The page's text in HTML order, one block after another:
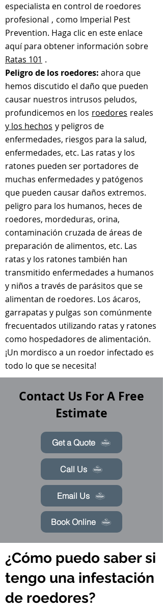
especialista en control de roedores
profesional , como Imperial Pest
Prevention. Haga clic en este enlace
aquí para obtener información sobre
Ratas 101 .
Peligro de los roedores: ahora que
hemos discutido el daño que pueden
causar nuestros intrusos peludos,
profundicemos en los roedores reales
y los hechos y peligros de
enfermedades, riesgos para la salud,
enfermedades, etc. Las ratas y los
ratones pueden ser portadores de
muchas enfermedades y patógenos
que pueden causar daños extremos.
peligro para los humanos, heces de
roedores, mordeduras, orina,
contaminación cruzada de áreas de
preparación de alimentos, etc. Las
ratas y los ratones también han
transmitido enfermedades a humanos
y niños a través de parásitos que se
alimentan de roedores. Los ácaros,
garrapatas y pulgas son comúnmente
frecuentados utilizando ratas y ratones
como hospedadores de alimentación.
¡Un mordisco a un roedor infectado es
todo lo que se necesita!
Contact Us For A Free
Estimate
Get a Quote
Call Us
Email Us
Book Online
¿Cómo puedo saber si
tengo una infestación
de roedores?